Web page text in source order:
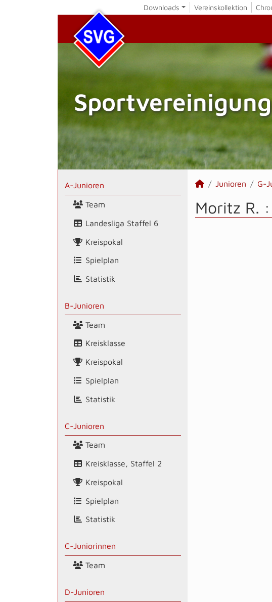
Downloads Vereinskollektion
A-Junioren
Team
Landesliga Staffel 6
Kreispokal
Spielplan
Statistik
B-Junioren
Team
Kreisklasse
Kreispokal
Spielplan
Statistik
C-Junioren
Team
Kreisklasse, Staffel 2
Kreispokal
Spielplan
Statistik
C-Juniorinnen
Team
D-Junioren
Junioren G-
Moritz R.